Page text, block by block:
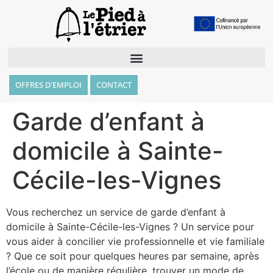
OFFRES D'EMPLOI CONTACT
Garde d’enfant à
domicile à Sainte-
Cécile-les-Vignes
Vous recherchez un service de garde d’enfant à
domicile à Sainte-Cécile-les-Vignes ? Un service pour
vous aider à concilier vie professionnelle et vie familiale
? Que ce soit pour quelques heures par semaine, après
l’école ou de manière régulière, trouver un mode de